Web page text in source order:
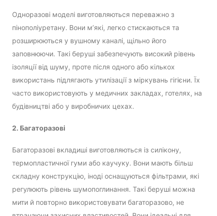
Одноразові моделі виготовляються переважно з
пінополіуретану. Вони м’які, легко стискаються та
розширюються у вушному каналі, щільно його
заповнюючи. Такі беруші забезпечують високий рівень
ізоляції від шуму, проте після одного або кількох
використань підлягають утилізації з міркувань гігієни. Їх
часто використовують у медичних закладах, готелях, на
будівництві або у виробничих цехах.
2. Багаторазові
Багаторазові вкладиші виготовляються із силікону,
термопластичної гуми або каучуку. Вони мають більш
складну конструкцію, іноді оснащуються фільтрами, які
регулюють рівень шумопоглинання. Такі беруші можна
мити й повторно використовувати багаторазово, не